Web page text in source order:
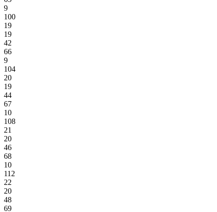
9
100
19
19
42
66
9
104
20
19
44
67
10
108
21
20
46
68
10
112
22
20
48
69